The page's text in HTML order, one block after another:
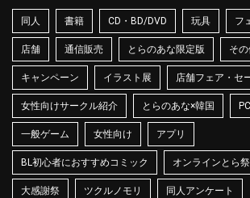
同人 書籍 CD・BD/DVD 玩具 フ
店舗 通信販売 とらのあな限定版 そ
キャンペーン イラスト展 店舗フェア・セ
女性向けサークル紹介 とらのあな×韓国
一般ゲーム 女性向け アプリ
BL初心者におすすめコミック オンラインとら
大感謝祭 ツクルノモリ 同人アンケート